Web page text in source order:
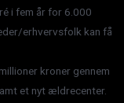
i fem år for 6.000
erhvervsfolk kan få
kroner gennem
et nyt ældrecenter.